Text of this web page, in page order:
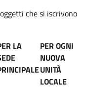
che si iscrivono
LA
PER OGNI
NUOVA
UNITÀ
LOCALE